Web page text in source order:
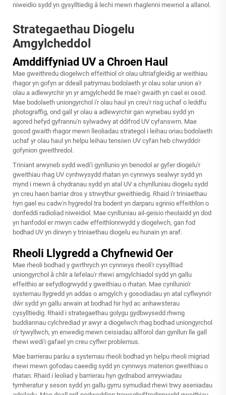
niweidio sydd yn gysylltiedig â lechi mewn rhaglenni mewnol a allanol.
Strategaethau Diogelu
Amgylcheddol
Amddiffyniad UV a Chroen Haul
Mae gweithredu diogelwch effeithiol o'r olau ultriafgleidig ar weithiau
rhagor yn gofyn ar ddeall patrymau bodolaeth yr olau solar union a'r
olau a adlewyrchir yn yr amgylchedd lle mae'r gwaith yn cael ei osod.
Mae bodolaeth uniongyrchol i'r olau haul yn creu'r risg uchaf o leddfu
photograffig, ond gall yr olau a adlewyrchir gan wynebau sydd yn
agored hefyd gyfrannu'n sylwadwy at ddifrod UV cyfanswm. Mae
gosod gwaith rhagor mewn lleoliadau strategol i leihau oriau bodolaeth
uchaf yr olau haul yn helpu leihau tensiwn UV cyfan heb chwyddo'r
gofynion gweithredol.
Triniant arwyneb sydd wedi'i gynllunio yn benodol ar gyfer diogelu'r
gweithiau rhag UV cynhwysydd rhatan yn cynnwys sealwyr sydd yn
mynd i mewn â chydranau sydd yn atal UV a chynlluniau diogelu sydd
yn creu haen barriar dros y strwythur gweithiedig. Rhaid i'r triniaethau
hyn gael eu cadw'n hygredol tra bodent yn darparu sgrinio effeithlon o
donfeddi radioliad niweidiol. Mae cynlluniau ail-geisio rheolaidd yn dod
yn hanfodol er mwyn cadw effeithlonrwydd y diogelwch, gan fod
bodhad UV yn dirwyn y triniaethau diogelu eu hunain yn araf.
Rheoli Llygredd a Chyfnewid Oer
Mae rheoli bodhad y gwrthrych yn cynnwys rheoli'r cysylltiad
uniongyrchol â chlir a lefelau'r rhewi amgylchiadol sydd yn gallu
effeithio ar sefydlogrwydd y gweithiau o rhatan. Mae cynllunio'r
systemau llygredd yn addas o amgylch y gosodiadau yn atal cyflwyno'r
dŵr sydd yn gallu arwain at bodhad hir hyd ac anhawsterau
cysylltiedig. Rhaid i strategaethau golygu gydbwysedd rhwng
buddiannau cylchrediad yr awyr a diogelwch rhag bodhad uniongyrchol
o'r tywyllwch, yn enwedig mewn ceisiadau allforol dan gynllun lle gall
rhewi wedi'i gafael yn creu cyflwr problemus.
Mae barrierau parâu a systemau rheoli bodhad yn helpu rheoli migriad
rhewi mewn gofodau caeedig sydd yn cynnwys materion gweithiau o
rhatan. Rhaid i leoliad y barrierau hyn gydnabod amrywiadau
tymheratur y seson sydd yn gallu gyrru symudiad rhewi trwy aseniadau